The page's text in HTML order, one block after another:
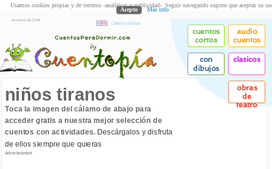
acceso al Club
Children Stories
cuentos
cortos
audio
cuentos
con
dibujos
clasicos
obras
de
teatro
niños tiranos
Toca la imagen del cálamo de abajo para
acceder gratis a nuestra mejor selección de
cuentos con actividades.Descárgalos y disfruta
de ellos siempre que quieras
Advertisement
Usamos cookies propias y de terceros -analíticas y publicidad-. Seguir navegando supone que aceptas su
Acepto Más info